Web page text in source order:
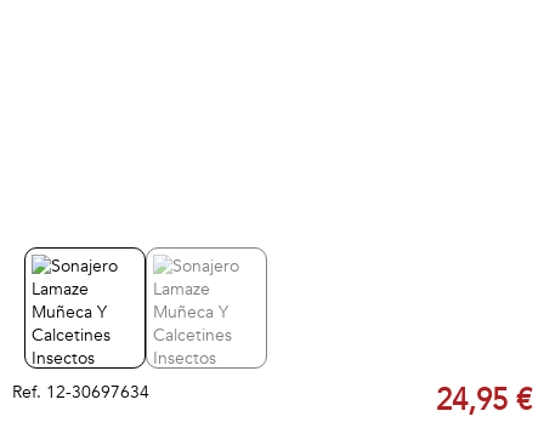
Ref. 12-30697634 24,95 €